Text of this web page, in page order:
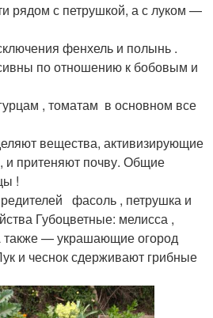
рядом с петрушкой, а с луком —
фенхель и полынь .
по отношению к бобовым и
, томатам в основном все
вещества, активизирующие
и притеняют почву. Общие
!
фасоль , петрушка и
Губоцветные: мелисса ,
также — украшающие огород
и чеснок сдерживают грибные